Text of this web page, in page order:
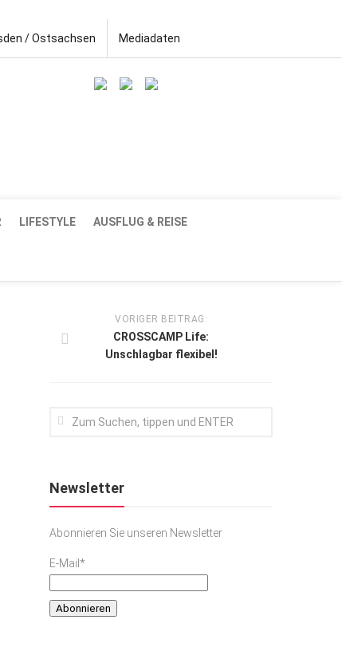
/ Ostsachsen Mediadaten
LIFESTYLE AUSFLUG & REISE
VORIGER BEITRAG:
CROSSCAMP Life:
Unschlagbar flexibel!
Newsletter
Abonnieren Sie unseren Newsletter
E-Mail*